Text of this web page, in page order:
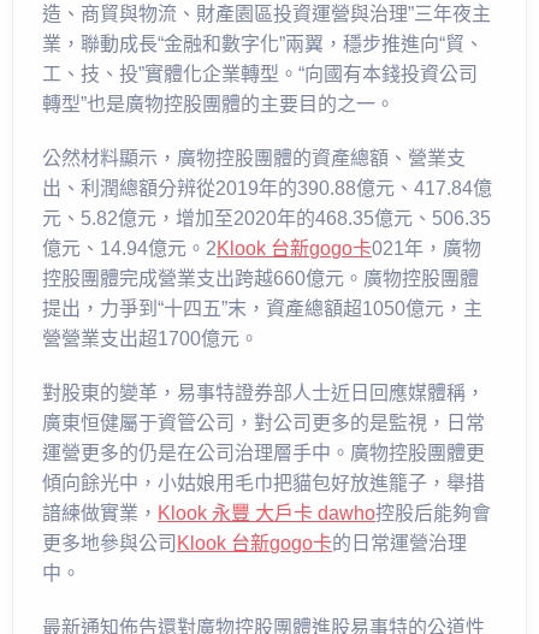
造、商貿與物流、財產園區投資運營與治理”三年夜主
業，聯動成長“金融和數字化”兩翼，穩步推進向“貿、
工、技、投”實體化企業轉型。“向國有本錢投資公司
轉型”也是廣物控股團體的主要目的之一。
公然材料顯示，廣物控股團體的資產總額、營業支
出、利潤總額分辨從2019年的390.88億元、417.84億
元、5.82億元，增加至2020年的468.35億元、506.35
億元、14.94億元。2Klook 台新gogo卡021年，廣物
控股團體完成營業支出跨越660億元。廣物控股團體
提出，力爭到“十四五”末，資產總額超1050億元，主
營營業支出超1700億元。
對股東的變革，易事特證券部人士近日回應媒體稱，
廣東恒健屬于資管公司，對公司更多的是監視，日常
運營更多的仍是在公司治理層手中。廣物控股團體更
傾向餘光中，小姑娘用毛巾把貓包好放進籠子，舉措
諳練做實業， Klook 永豐 大戶卡 dawho控股后能夠會
更多地參與公司 Klook 台新gogo卡的日常運營治理
中。
最新通知佈告還對廣物控股團體進股易事特的公道性